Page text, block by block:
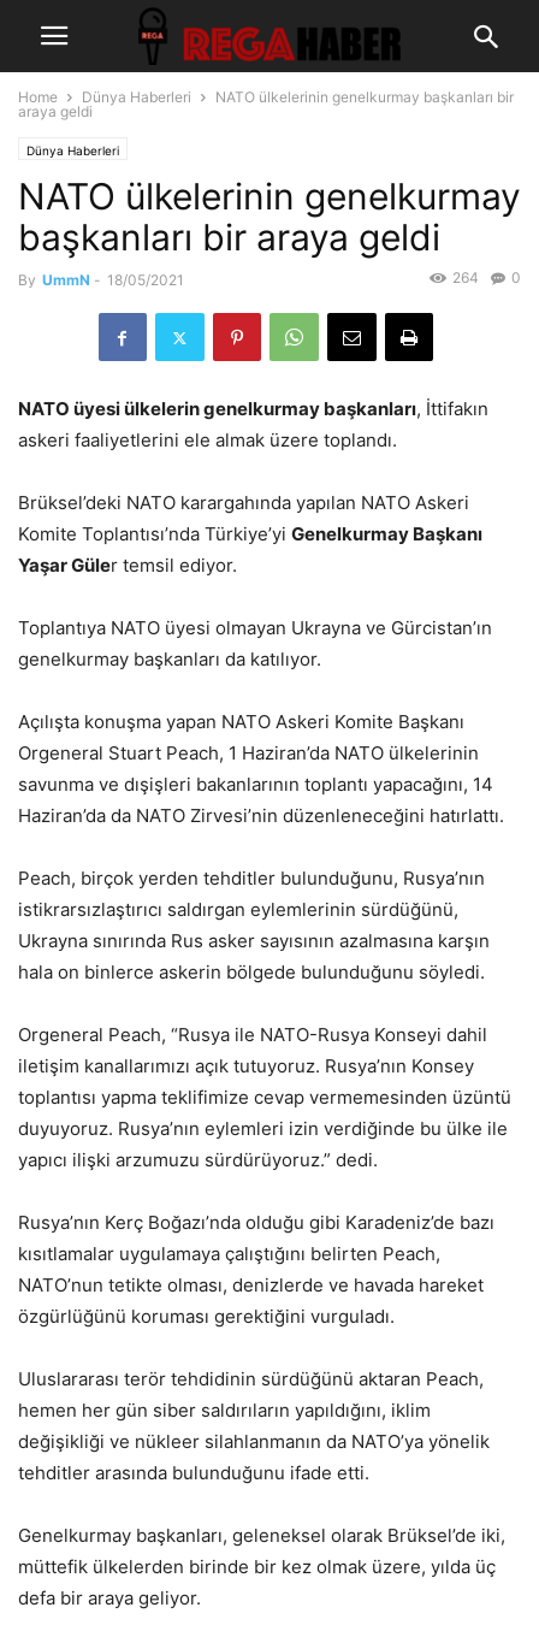
Home Dünya Haberleri
NATO ülkelerinin genelkurmay başkanları bir
araya geldi
Dünya Haberleri
NATO ülkelerinin genelkurmay
başkanları bir araya geldi
By UmmN - 18/05/2021 0
264
NATO üyesi ülkelerin genelkurmay başkanları, İttifakın
askeri faaliyetlerini ele almak üzere toplandı.
Brüksel’deki NATO karargahında yapılan NATO Askeri
Komite Toplantısı’nda Türkiye’yi Genelkurmay Başkanı
Yaşar Güler temsil ediyor.
Toplantıya NATO üyesi olmayan Ukrayna ve Gürcistan’ın
genelkurmay başkanları da katılıyor.
Açılışta konuşma yapan NATO Askeri Komite Başkanı
Orgeneral Stuart Peach, 1 Haziran’da NATO ülkelerinin
savunma ve dışişleri bakanlarının toplantı yapacağını, 14
Haziran’da da NATO Zirvesi’nin düzenleneceğini hatırlattı.
Peach, birçok yerden tehditler bulunduğunu, Rusya’nın
istikrarsızlaştırıcı saldırgan eylemlerinin sürdüğünü,
Ukrayna sınırında Rus asker sayısının azalmasına karşın
hala on binlerce askerin bölgede bulunduğunu söyledi.
Orgeneral Peach, “Rusya ile NATO-Rusya Konseyi dahil
iletişim kanallarımızı açık tutuyoruz. Rusya’nın Konsey
toplantısı yapma teklifimize cevap vermemesinden üzüntü
duyuyoruz. Rusya’nın eylemleri izin verdiğinde bu ülke ile
yapıcı ilişki arzumuzu sürdürüyoruz.” dedi.
Rusya’nın Kerç Boğazı’nda olduğu gibi Karadeniz’de bazı
kısıtlamalar uygulamaya çalıştığını belirten Peach,
NATO’nun tetikte olması, denizlerde ve havada hareket
özgürlüğünü koruması gerektiğini vurguladı.
Uluslararası terör tehdidinin sürdüğünü aktaran Peach,
hemen her gün siber saldırıların yapıldığını, iklim
değişikliği ve nükleer silahlanmanın da NATO’ya yönelik
tehditler arasında bulunduğunu ifade etti.
Genelkurmay başkanları, geleneksel olarak Brüksel’de iki,
müttefik ülkelerden birinde bir kez olmak üzere, yılda üç
defa bir araya geliyor.